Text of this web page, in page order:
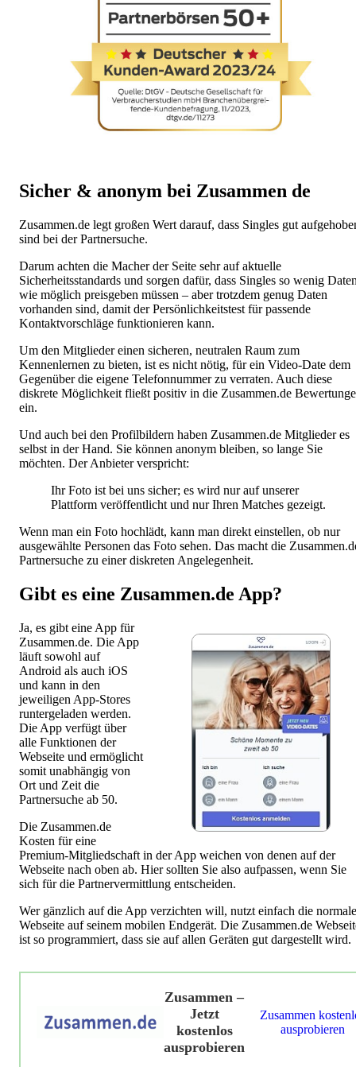
Sicher & anonym bei Zusammen de
Zusammen.de legt großen Wert darauf, dass Singles gut
sind bei der Partnersuche.
Darum achten die Macher der Seite sehr auf aktuelle
Sicherheitsstandards und sorgen dafür, dass Singles so wenig
wie möglich preisgeben müssen – aber trotzdem genug Daten
vorhanden sind, damit der Persönlichkeitstest für passende
Kontaktvorschläge funktionieren kann.
Um den Mitglieder einen sicheren, neutralen Raum zum
Kennenlernen zu bieten, ist es nicht nötig, für ein Video-Date dem
Gegenüber die eigene Telefonnummer zu verraten. Auch diese
diskrete Möglichkeit fließt positiv in die Zusammen.de
ein.
Und auch bei den Profilbildern haben Zusammen.de Mitglieder es
selbst in der Hand. Sie können anonym bleiben, so lange Sie
möchten. Der Anbieter verspricht:
Ihr Foto ist bei uns sicher; es wird nur auf unserer
Plattform veröffentlicht und nur Ihren Matches gezeigt.
Wenn man ein Foto hochlädt, kann man direkt einstellen, ob nur
ausgewählte Personen das Foto sehen. Das macht die
Partnersuche zu einer diskreten Angelegenheit.
Gibt es eine Zusammen.de App?
Ja, es gibt eine App für
Zusammen.de. Die App
läuft sowohl auf
Android als auch iOS
und kann in den
jeweiligen App-Stores
runtergeladen werden.
Die App verfügt über
alle Funktionen der
Webseite und ermöglicht
somit unabhängig von
Ort und Zeit die
Partnersuche ab 50.
Die Zusammen.de
Kosten für eine
Premium-Mitgliedschaft in der App weichen von denen auf der
Webseite nach oben ab. Hier sollten Sie also aufpassen, wenn Sie
sich für die Partnervermittlung entscheiden.
Wer gänzlich auf die App verzichten will, nutzt einfach die normale
Webseite auf seinem mobilen Endgerät. Die Zusammen.de
ist so programmiert, dass sie auf allen Geräten gut dargestellt wird.
Zusammen –
Jetzt
kostenlos
ausprobieren
Zusammen
ausprobieren